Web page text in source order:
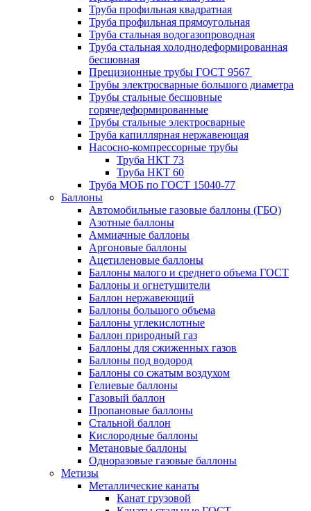
Труба профильная квадратная
Труба профильная прямоугольная
Труба стальная водогазопроводная
Труба стальная холоднодеформированная
бесшовная
Прецизионные трубы ГОСТ 9567
Трубы электросварные большого диаметра
Трубы стальные бесшовные
горячедеформированные
Трубы стальные электросварные
Труба капиллярная нержавеющая
Насосно-компрессорные трубы
Труба НКТ 73
Труба НКТ 60
Труба МОБ по ГОСТ 15040-77
Баллоны
Автомобильные газовые баллоны (ГБО)
Азотные баллоны
Аммиачные баллоны
Аргоновые баллоны
Ацетиленовые баллоны
Баллоны малого и среднего объема ГОСТ
Баллоны и огнетушители
Баллон нержавеющий
Баллоны большого объема
Баллоны углекислотные
Баллон природный газ
Баллоны для сжиженных газов
Баллоны под водород
Баллоны со сжатым воздухом
Гелиевые баллоны
Газовый баллон
Пропановые баллоны
Стальной баллон
Кислородные баллоны
Метановые баллоны
Одноразовые газовые баллоны
Метизы
Металлические канаты
Канат грузовой